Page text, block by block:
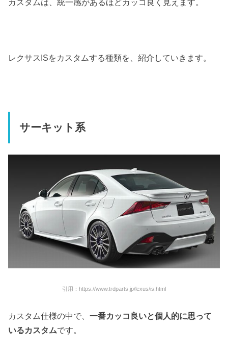
カスタムは、統一感があるほどカッコ良く見えます。
レクサスISをカスタムする種類を、紹介していきます。
サーキット系
引用：https://www.trdparts.jp/lexus/is.html
カスタム仕様の中で、一番カッコ良いと個人的に思って
いるカスタムです。